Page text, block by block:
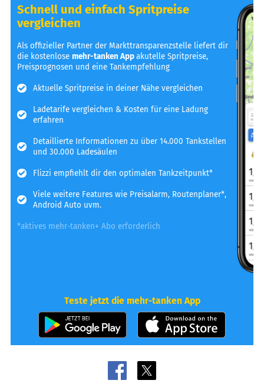
Schnell und einfach Spritpreise
vergleichen
Als offizieller Partner der Markttransparenzstelle liefert dir
die kostenlosemehr-tanken Appakutelle Spritpreise,
Preisprognosen und eine Tankempfehlung
Aktuelle Spritpreise in deiner Nähe vergleichen
Ladetarife vergleichen & Kosten für eine Ladung
erfahren
Detaillierte Informationen zu über 14.000 Tankstellen
und 30.000 Ladesäulen
Flizzi empfiehlt dir den optimalen Tankzeitpunkt*
Viele weitere Features wie Preisalarm, Routenplaner*,
Android Auto uvm.
*aktives mehr-tanken+ Abo erforderlich
Teste jetzt die mehr-tanken App